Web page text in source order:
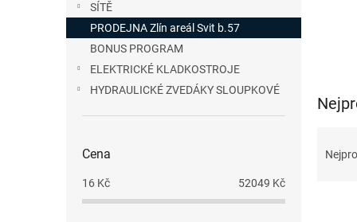
SÍTĚ
PRODEJNA Zlín areál Svit b.57
BONUS PROGRAM
ELEKTRICKÉ KLADKOSTROJE
HYDRAULICKÉ ZVEDÁKY SLOUPKOVÉ
Cena
16 Kč 52049 Kč